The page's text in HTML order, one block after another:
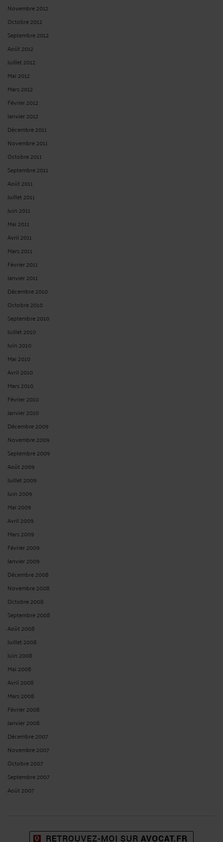
Novembre 2012
Octobre 2012
Septembre 2012
Août 2012
Juillet 2012
Mai 2012
Mars 2012
Février 2012
Janvier 2012
Décembre 2011
Novembre 2011
Octobre 2011
Septembre 2011
Août 2011
Juillet 2011
Juin 2011
Mai 2011
Avril 2011
Mars 2011
Février 2011
Janvier 2011
Décembre 2010
Octobre 2010
Septembre 2010
Juillet 2010
Juin 2010
Mai 2010
Avril 2010
Mars 2010
Février 2010
Janvier 2010
Décembre 2009
Novembre 2009
Septembre 2009
Août 2009
Juillet 2009
Juin 2009
Mai 2009
Avril 2009
Mars 2009
Février 2009
Janvier 2009
Décembre 2008
Novembre 2008
Octobre 2008
Septembre 2008
Août 2008
Juillet 2008
Juin 2008
Mai 2008
Avril 2008
Mars 2008
Février 2008
Janvier 2008
Décembre 2007
Novembre 2007
Octobre 2007
Septembre 2007
Août 2007